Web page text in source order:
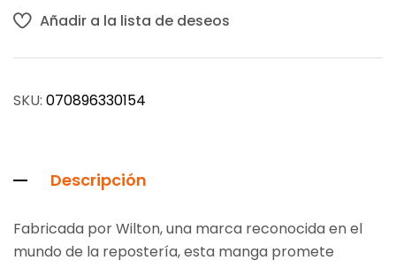
Añadir a la lista de deseos
SKU: 070896330154
Descripción
Fabricada por Wilton, una marca reconocida en el
mundo de la repostería, esta manga promete